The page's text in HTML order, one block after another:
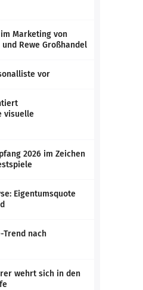
Marketing von
Rewe Großhandel
vor
visuelle
2026 im Zeichen
Eigentumsquote
Trend nach
wehrt sich in den